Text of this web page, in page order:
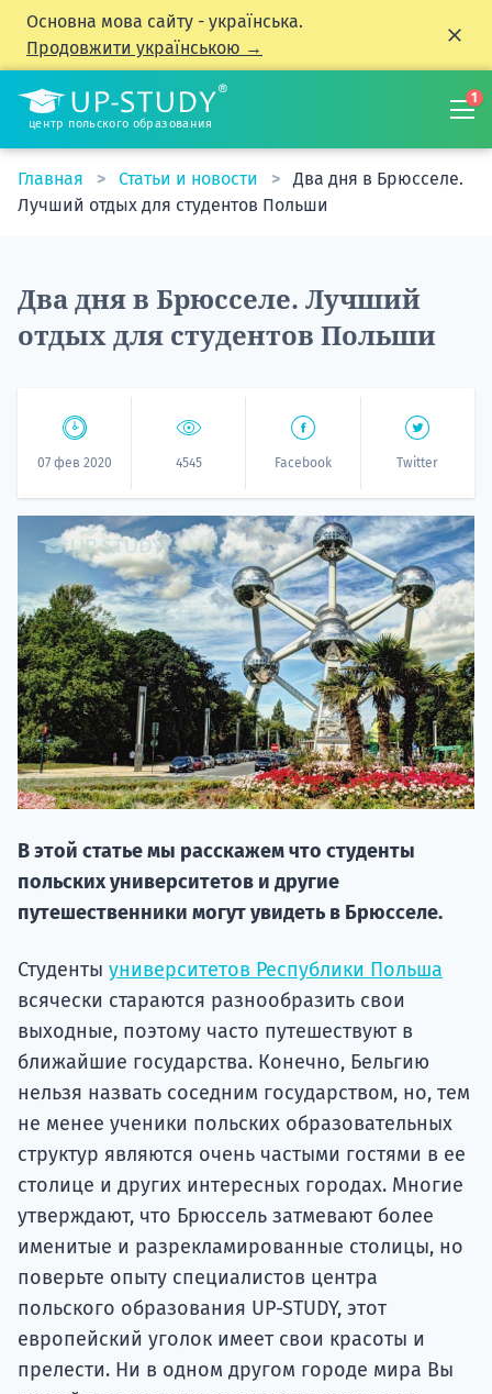
Основна мова сайту - українська.
Продовжити українською →
центр польского образования
1
Главная Статьи и новости
Два дня в Брюсселе.
Лучший отдых для студентов Польши
Два дня в Брюсселе. Лучший
отдых для студентов Польши
07 фев 2020 4545 Facebook Twitter
В этой статье мы расскажем что студенты
польских университетов и другие
путешественники могут увидеть в Брюсселе.
Студенты университетов Республики Польша
всячески стараются разнообразить свои
выходные, поэтому часто путешествуют в
ближайшие государства. Конечно, Бельгию
нельзя назвать соседним государством, но, тем
не менее ученики польских образовательных
структур являются очень частыми гостями в ее
столице и других интересных городах. Многие
утверждают, что Брюссель затмевают более
именитые и разрекламированные столицы, но
поверьте опыту специалистов центра
польского образования UP-STUDY, этот
европейский уголок имеет свои красоты и
прелести. Ни в одном другом городе мира Вы
НАБОР